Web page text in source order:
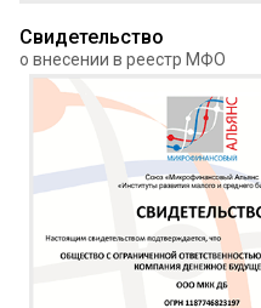
Свидетельство
о внесении в реестр МФО